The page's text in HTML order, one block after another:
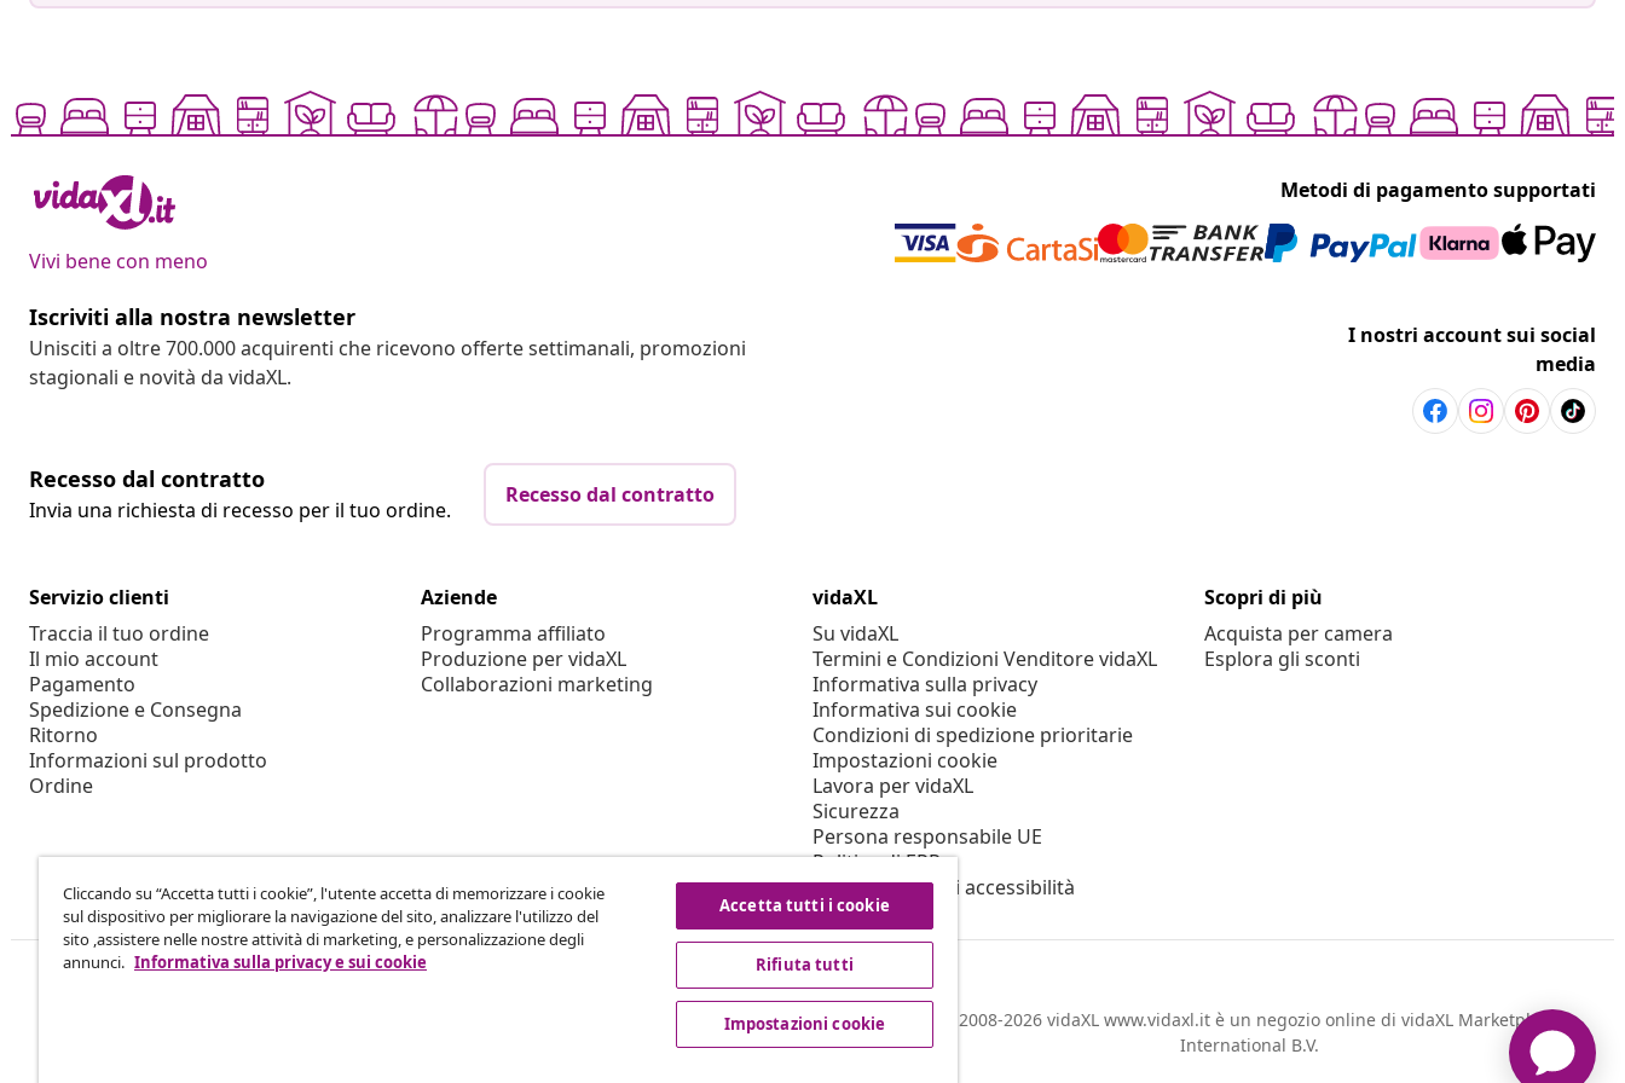
Vivi bene con meno
Metodi di pagamento supportati
Iscriviti alla nostra newsletter
Unisciti a oltre 700.000 acquirenti che ricevono offerte settimanali, promozioni
stagionali e novità da vidaXL.
I nostri account sui social
media
Recesso dal contratto
Invia una richiesta di recesso per il tuo ordine.
Recesso dal contratto
Servizio clienti
Traccia il tuo ordine
Il mio account
Pagamento
Spedizione e Consegna
Ritorno
Informazioni sul prodotto
Ordine
Aziende
Programma affiliato
Produzione per vidaXL
Collaborazioni marketing
vidaXL
Su vidaXL
Termini e Condizioni Venditore vidaXL
Informativa sulla privacy
Informativa sui cookie
Condizioni di spedizione prioritarie
Impostazioni cookie
Lavora per vidaXL
Sicurezza
Persona responsabile UE
Politica di EPR
Dichiarazione di accessibilità
Scopri di più
Acquista per camera
Esplora gli sconti
© 2008-2026 vidaXL www.vidaxl.it è un negozio online di vidaXL Marketplace
International B.V.
Cliccando su “Accetta tutti i cookie”, l'utente accetta di memorizzare i cookie
sul dispositivo per migliorare la navigazione del sito, analizzare l'utilizzo del
sito ,assistere nelle nostre attività di marketing, e personalizzazione degli
annunci. Informativa sulla privacy e sui cookie
Accetta tutti i cookie
Rifiuta tutti
Impostazioni cookie